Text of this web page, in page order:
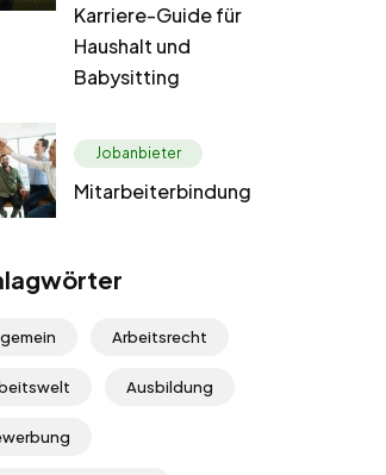
Karriere-Guide für
Haushalt und
Babysitting
Jobanbieter
Mitarbeiterbindung
Arbeitsrecht
Ausbildung